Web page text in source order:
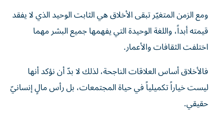
ومع الزمن المتغيّر تبقى الأخلاق هي الثابت الوحيد الذي لا يفقد
قيمته أبداً، واللغة الوحيدة التي يفهمها جميع البشر مهما
اختلفت الثقافات والأعمار.
فالأخلاق أساس العلاقات الناجحة، لذلك لا بدّ أن نؤكد أنها
ليست خياراً تكميلياً في حياة المجتمعات، بل رأس مالٍ إنسانيّ
حقيقي.